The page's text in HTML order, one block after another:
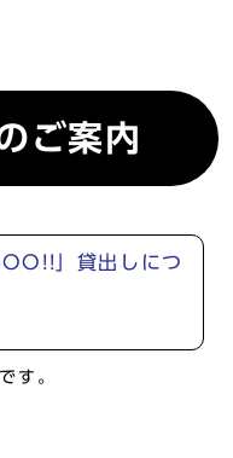
ご案内
」貸出しにつ
す。